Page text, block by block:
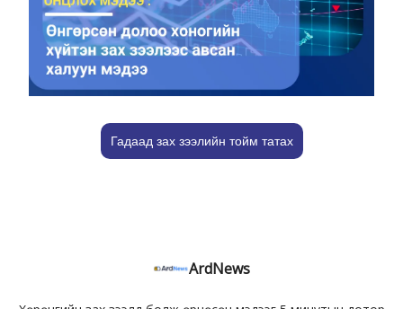
Гадаад зах зээлийн тойм татах
ArdNews